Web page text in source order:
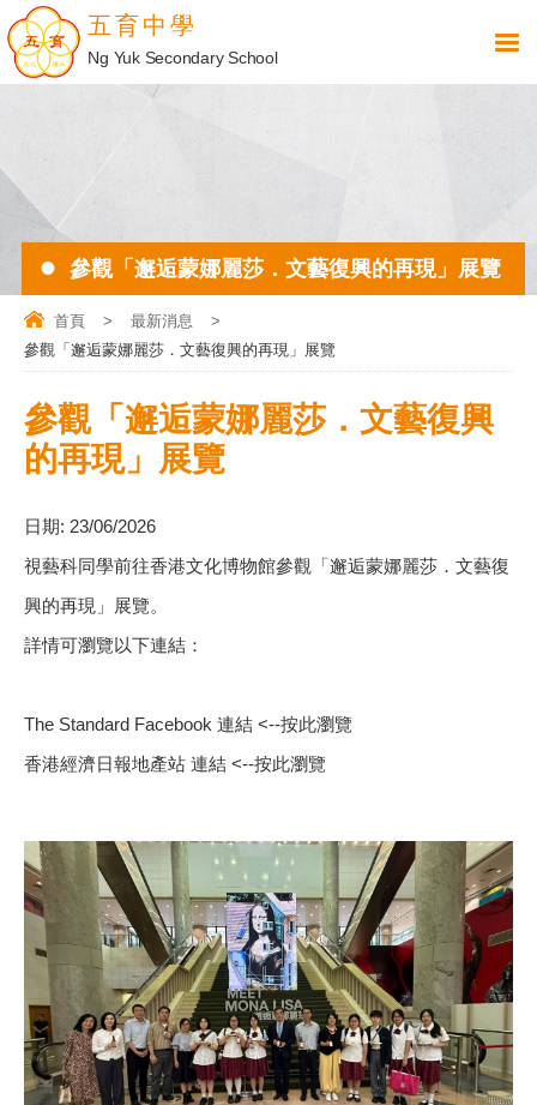
五育中學
Ng Yuk Secondary School
參觀「邂逅蒙娜麗莎．文藝復興的再現」展覽
首頁 > 最新消息
>
參觀「邂逅蒙娜麗莎．文藝復興的再現」展覽
參觀「邂逅蒙娜麗莎．文藝復興
的再現」展覽
日期: 23/06/2026
視藝科同學前往香港文化博物館參觀「邂逅蒙娜麗莎．文藝復
興的再現」展覽。
詳情可瀏覽以下連結：
The Standard Facebook 連結 <--按此瀏覽
香港經濟日報地產站 連結 <--按此瀏覽